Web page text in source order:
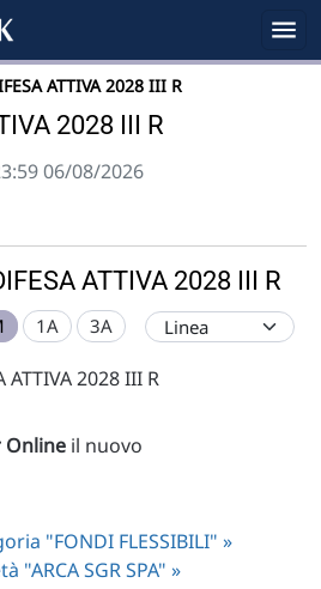
ATTIVA 2028 III R
2028 III R
06/08/2026
ATTIVA 2028 III R
1A 3A
Online il nuovo
"FONDI FLESSIBILI" »
"ARCA SGR SPA" »